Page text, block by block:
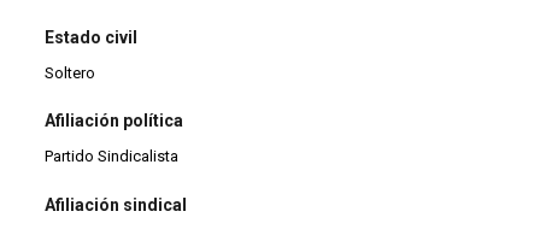
Estado civil
Soltero
Afiliación política
Partido Sindicalista
Afiliación sindical